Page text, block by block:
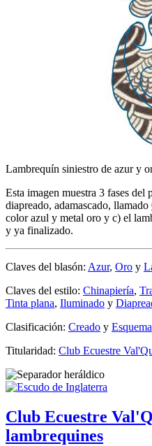
Lambrequín siniestro de azur y
Esta imagen muestra 3 fases del
diapreado, adamascado, llamado
color azul y metal oro y c) el
y ya finalizado.
Claves del blasón: Azur, Oro y
Claves del estilo: Chinapiería,
Tinta plana, Iluminado y
Clasificación: Creado y Esquema
Titularidad: Club Ecuestre
Club Ecuestre
lambrequines